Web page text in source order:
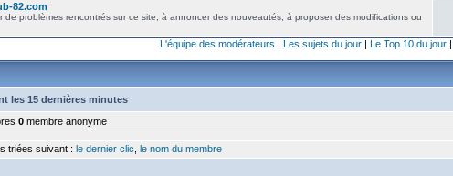
82.com
de problèmes rencontrés sur ce site, à annoncer des nouveautés, à proposer des modifications ou
L'équipe des modérateurs | Les sujets du jour| Le Top 10 du jour|
les 15 dernières minutes
0 membre anonyme
triées suivant : le dernier clic le nom du membre